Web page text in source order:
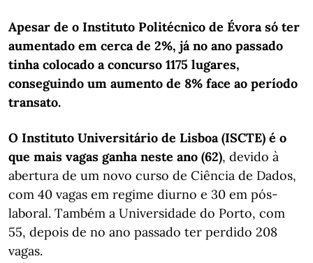
Apesar de o Instituto Politécnico de Évora só ter
aumentado em cerca de 2%, já no ano passado
tinha colocado a concurso 1175 lugares,
conseguindo um aumento de 8% face ao período
transato.
O Instituto Universitário de Lisboa (ISCTE) é o
que mais vagas ganha neste ano (62), devido à
abertura de um novo curso de Ciência de Dados,
com 40 vagas em regime diurno e 30 em pós-
laboral. Também a Universidade do Porto, com
55, depois de no ano passado ter perdido 208
vagas.